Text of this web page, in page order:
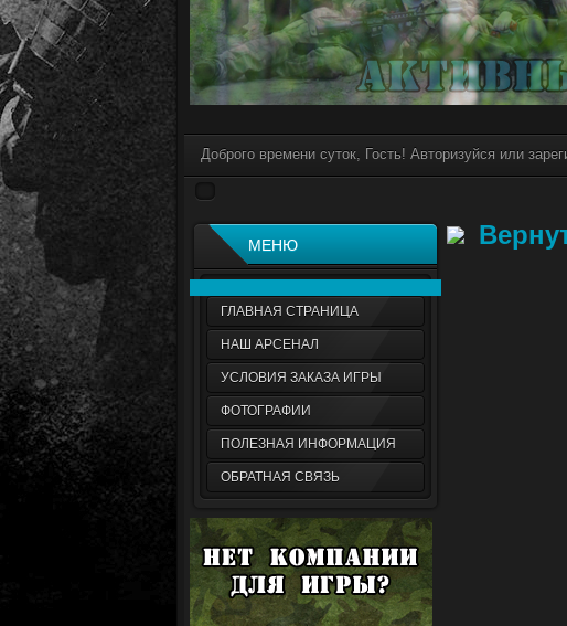
Доброго времени суток, Гость! Авторизуйся или
МЕНЮ
ГЛАВНАЯ СТРАНИЦА
НАШ АРСЕНАЛ
УСЛОВИЯ ЗАКАЗА ИГРЫ
ФОТОГРАФИИ
ПОЛЕЗНАЯ ИНФОРМАЦИЯ
ОБРАТНАЯ СВЯЗЬ